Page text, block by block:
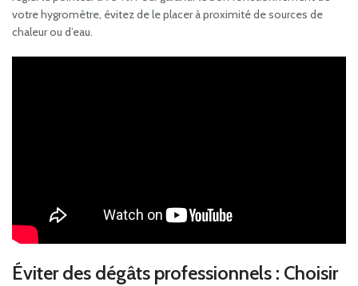
votre hygromètre, évitez de le placer à proximité de sources de
chaleur ou d’eau.
Éviter des dégâts professionnels : Choisir